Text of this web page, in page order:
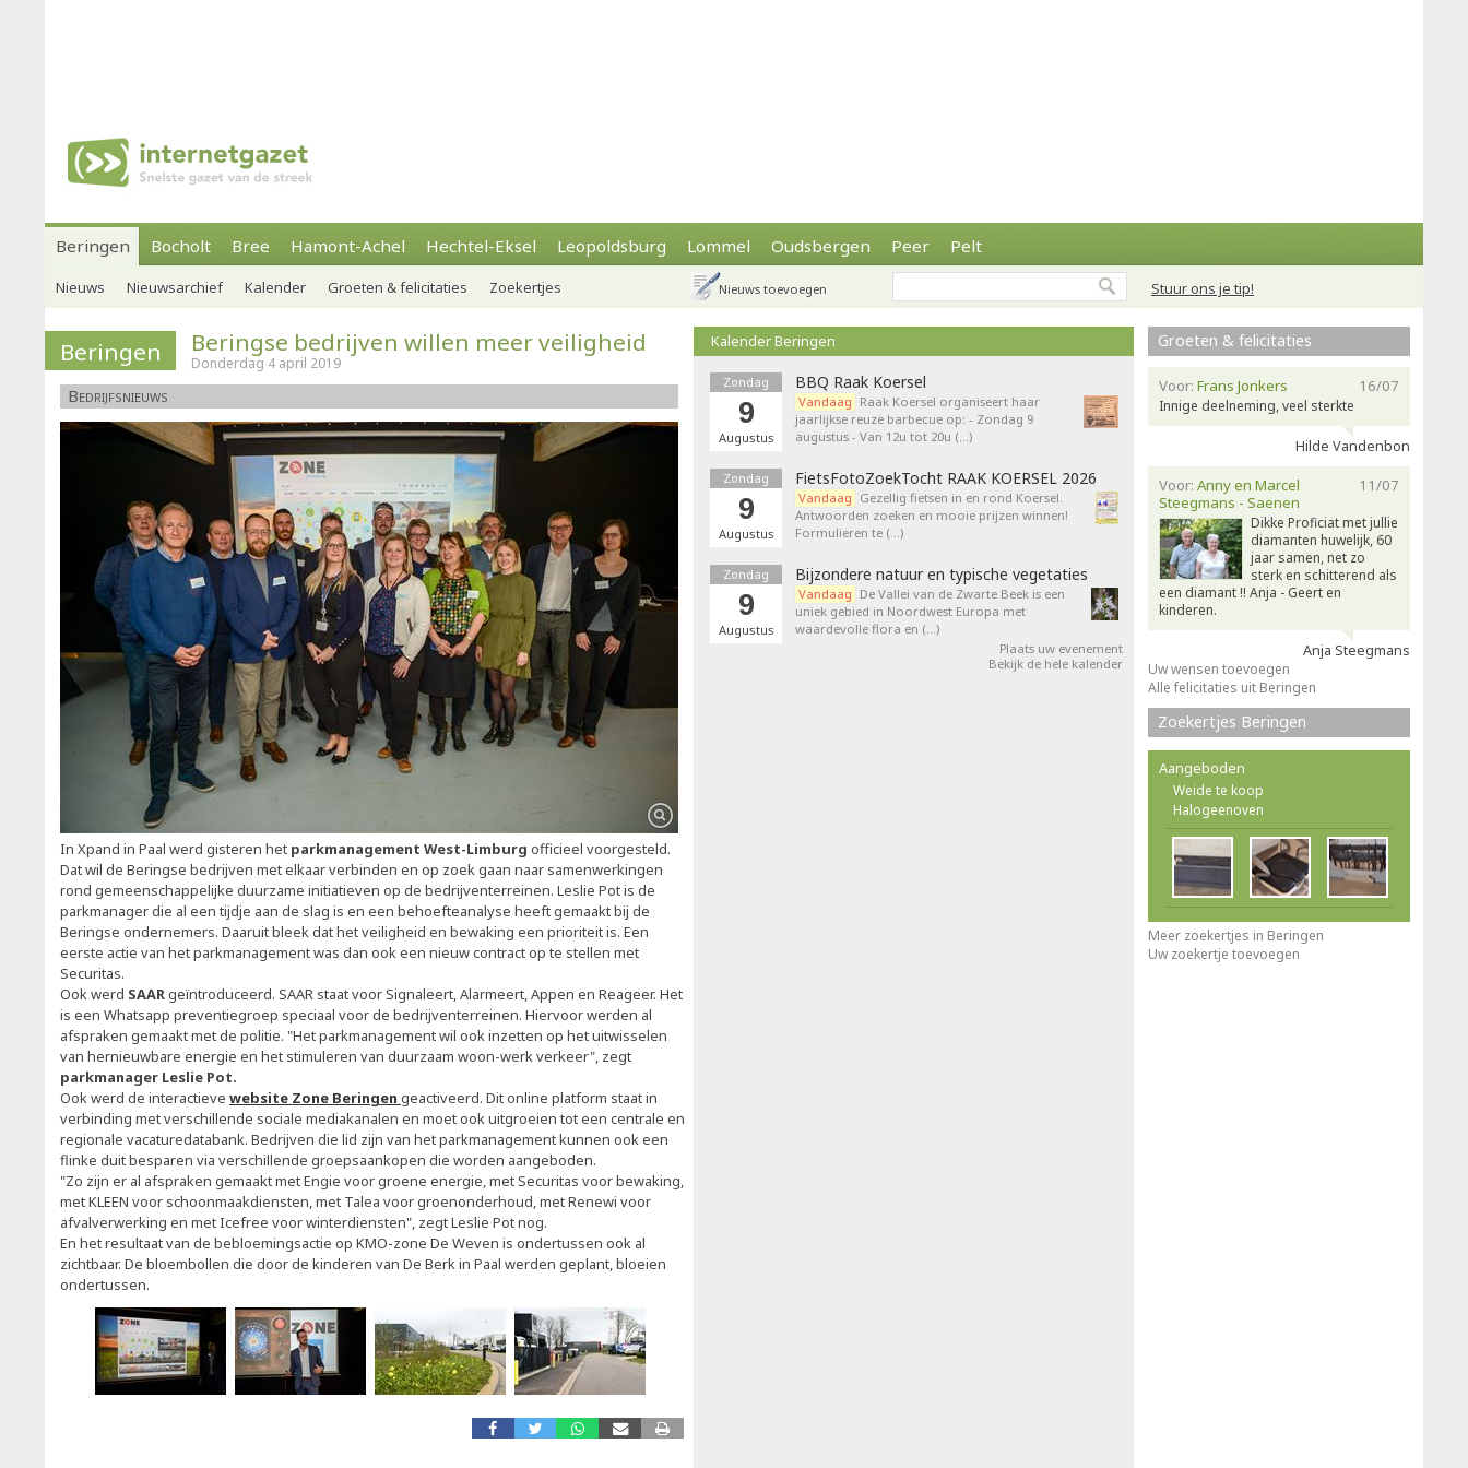
Beringen Bocholt Bree Hamont-Achel Hechtel-Eksel Leopoldsburg Lommel Oudsbergen Peer Pelt
Stuur ons je tip!
Nieuws Nieuwsarchief Kalender Groeten & felicitaties Zoekertjes Nieuws toevoegen
Beringen Beringse bedrijven willen meer veiligheid
Donderdag 4 april 2019
Bedrijfsnieuws
In Xpand in Paal werd gisteren het parkmanagement West-Limburg officieel voorgesteld.
Dat wil de Beringse bedrijven met elkaar verbinden en op zoek gaan naar samenwerkingen
rond gemeenschappelijke duurzame initiatieven op de bedrijventerreinen. Leslie Pot is de
parkmanager die al een tijdje aan de slag is en een behoefteanalyse heeft gemaakt bij de
Beringse ondernemers. Daaruit bleek dat het veiligheid en bewaking een prioriteit is. Een
eerste actie van het parkmanagement was dan ook een nieuw contract op te stellen met
Securitas.
Ook werd SAARgeïntroduceerd. SAAR staat voor Signaleert, Alarmeert, Appen en Reageer. Het
is een Whatsapp preventiegroep speciaal voor de bedrijventerreinen. Hiervoor werden al
afspraken gemaakt met de politie. "Het parkmanagement wil ook inzetten op het uitwisselen
van hernieuwbare energie en het stimuleren van duurzaam woon-werk verkeer", zegt
parkmanager Leslie Pot.
Ook werd de interactieve website Zone Beringen geactiveerd. Dit online platform staat in
verbinding met verschillende sociale mediakanalen en moet ook uitgroeien tot een centrale en
regionale vacaturedatabank. Bedrijven die lid zijn van het parkmanagement kunnen ook een
flinke duit besparen via verschillende groepsaankopen die worden aangeboden.
"Zo zijn er al afspraken gemaakt met Engie voor groene energie, met Securitas voor bewaking,
met KLEEN voor schoonmaakdiensten, met Talea voor groenonderhoud, met Renewi voor
afvalverwerking en met Icefree voor winterdiensten", zegt Leslie Pot nog.
En het resultaat van de bebloemingsactie op KMO-zone De Weven is ondertussen ook al
zichtbaar. De bloembollen die door de kinderen van De Berk in Paal werden geplant, bloeien
ondertussen.
Kalender Beringen
Zondag
9
Augustus
BBQ Raak Koersel
Vandaag Raak Koersel organiseert haar
jaarlijkse reuze barbecue op: - Zondag 9
augustus - Van 12u tot 20u (…)
Zondag
9
Augustus
FietsFotoZoekTocht RAAK KOERSEL 2026
Vandaag Gezellig fietsen in en rond Koersel.
Antwoorden zoeken en mooie prijzen winnen!
Formulieren te (…)
Zondag
9
Augustus
Bijzondere natuur en typische vegetaties
Vandaag De Vallei van de Zwarte Beek is een
uniek gebied in Noordwest Europa met
waardevolle flora en (…)
Plaats uw evenement
Bekijk de hele kalender
Groeten & felicitaties
16/07
Voor: Frans Jonkers
Innige deelneming, veel sterkte
Hilde Vandenbon
11/07
Voor: Anny en Marcel
Steegmans - Saenen
Dikke Proficiat met jullie
diamanten huwelijk, 60
jaar samen, net zo
sterk en schitterend als
een diamant !! Anja - Geert en
kinderen.
Anja Steegmans
Uw wensen toevoegen
Alle felicitaties uit Beringen
Zoekertjes Beringen
Aangeboden
Weide te koop
Halogeenoven
Meer zoekertjes in Beringen
Uw zoekertje toevoegen